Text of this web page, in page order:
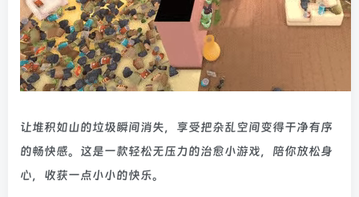
让堆积如山的垃圾瞬间消失，享受把杂乱空间变得干净有序
的畅快感。这是一款轻松无压力的治愈小游戏，陪你放松身
心，收获一点小小的快乐。